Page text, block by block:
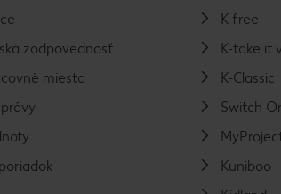
zodpovednosť
miesta
K-free
K-take it
K-Classic
Switch
Kuniboo